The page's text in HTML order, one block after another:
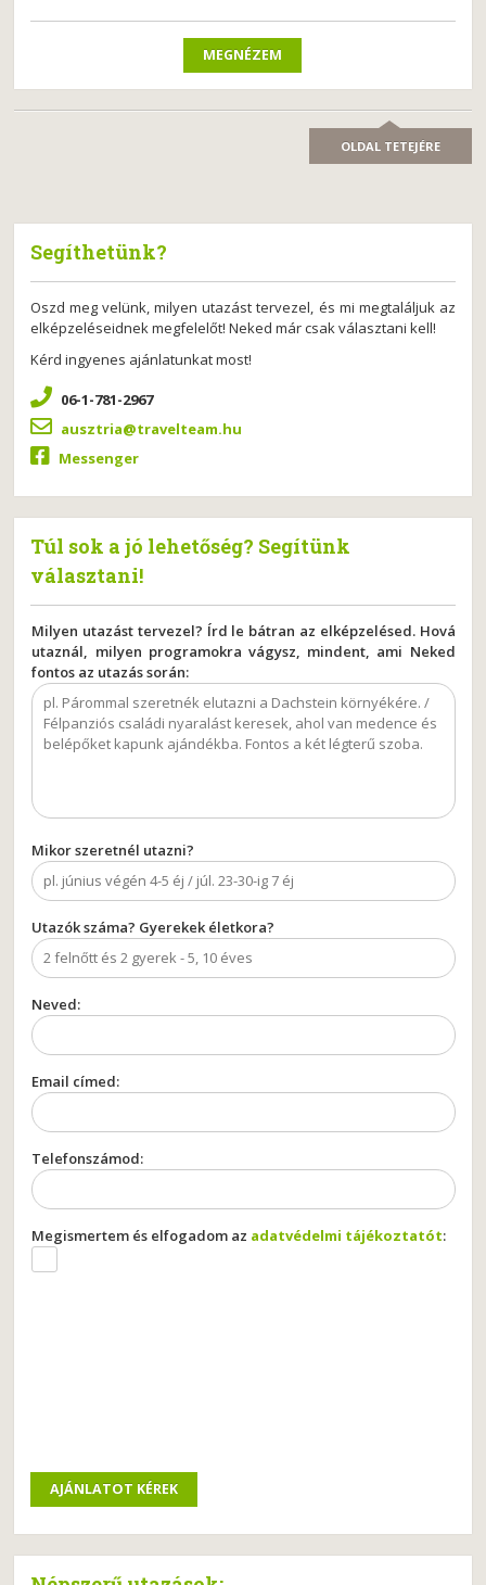
MEGNÉZEM
OLDAL TETEJÉRE
Segíthetünk?
Oszd meg velünk, milyen utazást tervezel, és mi megtaláljuk az
elképzeléseidnek megfelelőt! Neked már csak választani kell!
Kérd ingyenes ajánlatunkat most!
06-1-781-2967
ausztria@travelteam.hu
Messenger
Túl sok a jó lehetőség? Segítünk
választani!
Milyen utazást tervezel? Írd le bátran az elképzelésed. Hová
utaznál, milyen programokra vágysz, mindent, ami Neked
fontos az utazás során:
Mikor szeretnél utazni?
Utazók száma? Gyerekek életkora?
Neved:
Email címed:
Telefonszámod:
Megismertem és elfogadom az adatvédelmi tájékoztatót: